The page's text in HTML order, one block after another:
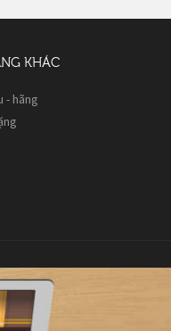
KHÁC
- hãng